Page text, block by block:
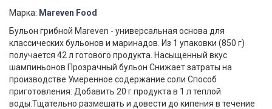
Марка: Mareven Food
Бульон грибной Mareven - универсальная основа для
классических бульонов и маринадов. Из 1 упаковки (850 г)
получается 42 л готового продукта. Насыщенный вкус
шампиньонов Прозрачный бульон Снижает затраты на
производстве Умеренное содержание соли Способ
приготовления: Добавить 20 г продукта в 1 л теплой
воды.Тщательно размешать и довести до кипения в течение